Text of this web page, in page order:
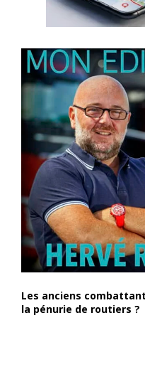
Les anciens
la pénurie de routiers ?